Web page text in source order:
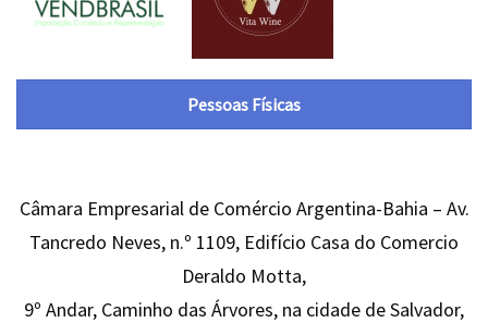
Pessoas Físicas
Câmara Empresarial de Comércio Argentina-Bahia – Av.
Tancredo Neves, n.º 1109, Edifício Casa do Comercio
Deraldo Motta,
9º Andar, Caminho das Árvores, na cidade de Salvador,